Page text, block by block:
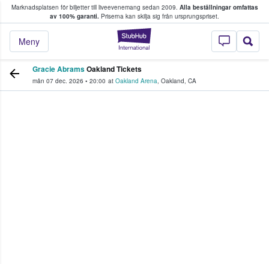
Marknadsplatsen för biljetter till liveevenemang sedan 2009. Alla beställningar omfattas
av 100% garanti. Priserna kan skilja sig från ursprungspriset.
StubHub – där
Meny
köper och säljer biljetter.
Gracie AbramsOakland Tickets
mån 07 dec. 2026 • 20:00 at Oakland Arena, Oakland, CA